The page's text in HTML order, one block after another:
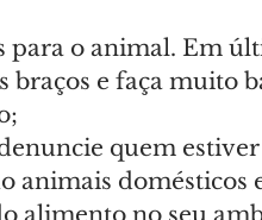
para o animal. Em
braços e faça muito
quem
animais domésticos